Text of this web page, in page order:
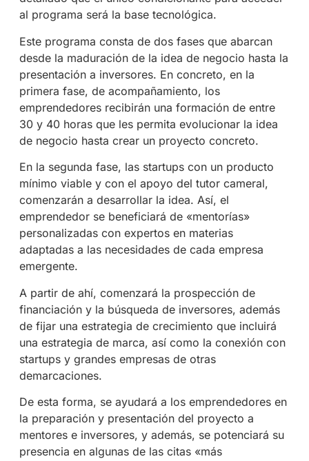
al programa será la base tecnológica.
Este programa consta de dos fases que abarcan
desde la maduración de la idea de negocio hasta la
presentación a inversores. En concreto, en la
primera fase, de acompañamiento, los
emprendedores recibirán una formación de entre
30 y 40 horas que les permita evolucionar la idea
de negocio hasta crear un proyecto concreto.
En la segunda fase, las startups con un producto
mínimo viable y con el apoyo del tutor cameral,
comenzarán a desarrollar la idea. Así, el
emprendedor se beneficiará de «mentorías»
personalizadas con expertos en materias
adaptadas a las necesidades de cada empresa
emergente.
A partir de ahí, comenzará la prospección de
financiación y la búsqueda de inversores, además
de fijar una estrategia de crecimiento que incluirá
una estrategia de marca, así como la conexión con
startups y grandes empresas de otras
demarcaciones.
De esta forma, se ayudará a los emprendedores en
la preparación y presentación del proyecto a
mentores e inversores, y además, se potenciará su
presencia en algunas de las citas «más